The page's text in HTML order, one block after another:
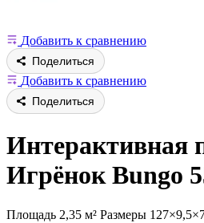
Добавить к сравнению
Поделиться
Добавить к сравнению
Поделиться
Интерактивная
Игрёнок Bungo
Площадь 2,35 м² Размеры